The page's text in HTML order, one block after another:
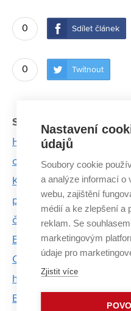
0 Sdílet článek
0 Twítnout
Související články:
Hledali způsob, jak
cement. Vyvinuli
K lepšímu pochopení
přispěl výzkum z FCH
časopisy
Barevné hodiny odměří
Chemici z VUT chtějí
hořčíku
Betony bez cementu?
Nastavení
údajů
Soubory cookie
a analýze informací o
webu, zajištění
médií a ke zlepšení a
reklam. Se
marketingovým
údaje pro
Zjistit více